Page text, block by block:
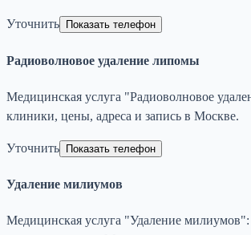
Уточнить Показать телефон
Радиоволновое удаление липомы
Медицинская услуга "Радиоволновое
клиники, цены, адреса и запись в Москве.
Уточнить Показать телефон
Удаление милиумов
Медицинская услуга "Удаление